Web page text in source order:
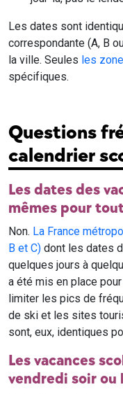
Les dates sont
correspondante (A, B
la ville. Seules les
spécifiques.
Questions
calendrier
Les dates des
mêmes pour
Non. La France
B et C) dont les dates
quelques jours à
a été mis en place
limiter les pics de
de ski et les sites
sont, eux, identiques
Les vacances
vendredi soir ou